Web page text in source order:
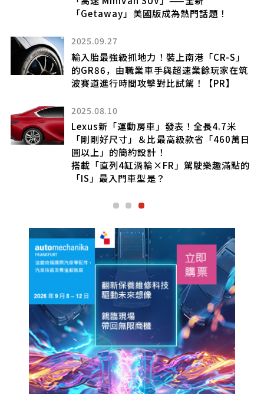
「Getaway」美國版成為熱門話題！
2025.09.27
輸入胎最強級抓地力！裝上南港「CR-S」
的GR86，由職業車手與超速業餘玩家在筑
波賽道進行時間攻擊對比試駕！【PR】
2025.08.10
Lexus新「運動房車」發表！全長4.7米
「剛剛好尺寸」＆比最高級款省「460萬日
圓以上」的簡約設計！
搭載「直列4缸渦輪×FR」駕駛樂趣滿點的
「IS」最入門車型是？